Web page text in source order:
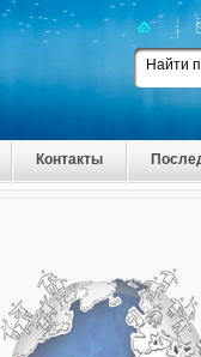
Контакты